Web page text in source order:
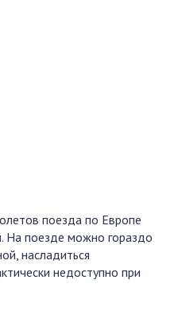
поезда по Европе
На поезде можно гораздо
насладиться
недоступно при